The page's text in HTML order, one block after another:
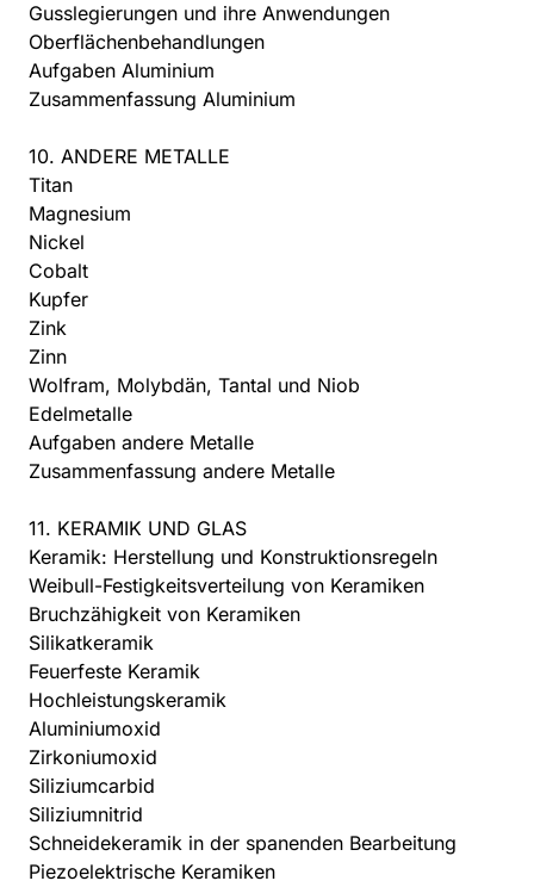
Gusslegierungen und ihre Anwendungen
Oberflächenbehandlungen
Aufgaben Aluminium
Zusammenfassung Aluminium
10. ANDERE METALLE
Titan
Magnesium
Nickel
Cobalt
Kupfer
Zink
Zinn
Wolfram, Molybdän, Tantal und Niob
Edelmetalle
Aufgaben andere Metalle
Zusammenfassung andere Metalle
11. KERAMIK UND GLAS
Keramik: Herstellung und Konstruktionsregeln
Weibull-Festigkeitsverteilung von Keramiken
Bruchzähigkeit von Keramiken
Silikatkeramik
Feuerfeste Keramik
Hochleistungskeramik
Aluminiumoxid
Zirkoniumoxid
Siliziumcarbid
Siliziumnitrid
Schneidekeramik in der spanenden Bearbeitung
Piezoelektrische Keramiken